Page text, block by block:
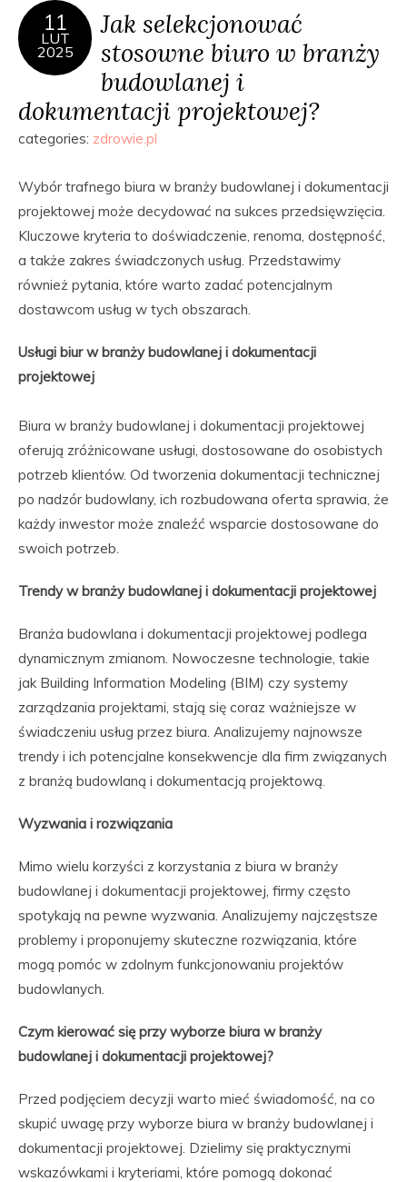
11
LUT
2025
Jak selekcjonować
stosowne biuro w branży
budowlanej i
dokumentacji projektowej?
categories: zdrowie.pl
Wybór trafnego biura w branży budowlanej i dokumentacji
projektowej może decydować na sukces przedsięwzięcia.
Kluczowe kryteria to doświadczenie, renoma, dostępność,
a także zakres świadczonych usług. Przedstawimy
również pytania, które warto zadać potencjalnym
dostawcom usług w tych obszarach.
Usługi biur w branży budowlanej i dokumentacji
projektowej
Biura w branży budowlanej i dokumentacji projektowej
oferują zróżnicowane usługi, dostosowane do osobistych
potrzeb klientów. Od tworzenia dokumentacji technicznej
po nadzór budowlany, ich rozbudowana oferta sprawia, że
każdy inwestor może znaleźć wsparcie dostosowane do
swoich potrzeb.
Trendy w branży budowlanej i dokumentacji projektowej
Branża budowlana i dokumentacji projektowej podlega
dynamicznym zmianom. Nowoczesne technologie, takie
jak Building Information Modeling (BIM) czy systemy
zarządzania projektami, stają się coraz ważniejsze w
świadczeniu usług przez biura. Analizujemy najnowsze
trendy i ich potencjalne konsekwencje dla firm związanych
z branżą budowlaną i dokumentacją projektową.
Wyzwania i rozwiązania
Mimo wielu korzyści z korzystania z biura w branży
budowlanej i dokumentacji projektowej, firmy często
spotykają na pewne wyzwania. Analizujemy najczęstsze
problemy i proponujemy skuteczne rozwiązania, które
mogą pomóc w zdolnym funkcjonowaniu projektów
budowlanych.
Czym kierować się przy wyborze biura w branży
budowlanej i dokumentacji projektowej?
Przed podjęciem decyzji warto mieć świadomość, na co
skupić uwagę przy wyborze biura w branży budowlanej i
dokumentacji projektowej. Dzielimy się praktycznymi
wskazówkami i kryteriami, które pomogą dokonać